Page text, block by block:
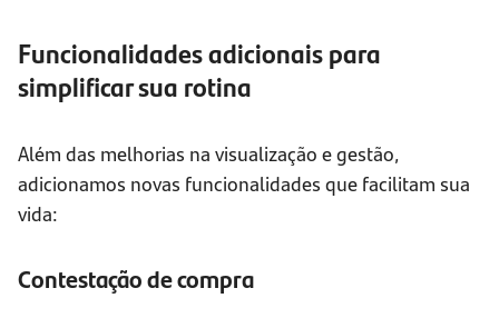
Funcionalidades adicionais para
simplificar sua rotina
Além das melhorias na visualização e gestão,
adicionamos novas funcionalidades que facilitam sua
vida:
Contestação de compra